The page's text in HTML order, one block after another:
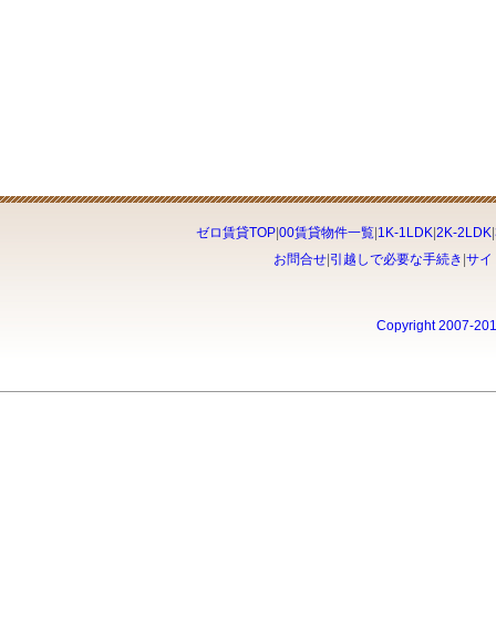
ゼロ賃貸TOP| 00賃貸物件一覧| 1K-1LDK| 2K-2LDK|
お問合せ 引越しで必要な手続き サイ
Copyright 2007-